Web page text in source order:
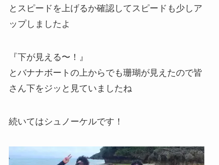
とスピードを上げるか確認してスピードも少しア
ップしましたよ
『下が見える〜！』
とバナナボートの上からでも珊瑚が見えたので皆
さん下をジッと見ていましたね
続いてはシュノーケルです！